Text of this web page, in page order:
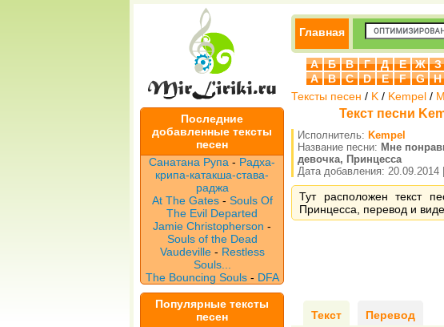
Последние
добавленные тексты
песен
Санатана Рупа - Радха-
крипа-катакша-става-
раджа
At The Gates- Souls Of
The Evil Departed
Jamie Christopherson -
Souls of the Dead
Vaudeville - Restless
Souls...
The Bouncing Souls- DFA
Популярные тексты
песен
Главная
А Б В Г Д Е Ж З
A
B C D E F G H
Тексты песен / K / Kempel /
Текст песни
Исполнитель: Kempel
Название песни: Мне
девочка, Принцесса
Дата добавления: 20.09.2014
Тут расположен текст
Принцесса, перевод и
Текст Перевод